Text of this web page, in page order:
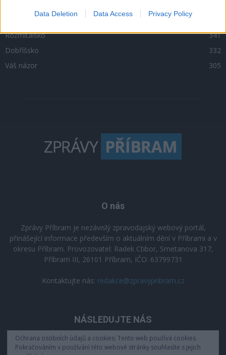
Data Deletion Data Access Privacy Policy
Rožmitálsko
341
Dobříšsko
332
Váš názor
305
O nás
Zprávy Příbram je nezávislý zpravodajský webový portál,
přinášející informace především o aktuálním dění v Příbrami a v
okresu Příbram. Provozovatel: Radek Ctibor, Smetanova 317,
Příbram III, 26101 Příbram, IČO: 63799731
Kontaktujte nás: redakce@zpravypribram.cz
NÁSLEDUJTE NÁS
Ochrana osobních údajů a cookies: Tento web používá cookies.
Pokračováním v používání této webové stránky souhlasíte s jejich